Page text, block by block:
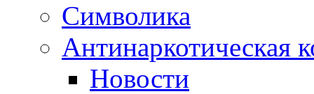
Символика
Антинаркотическая
Новости